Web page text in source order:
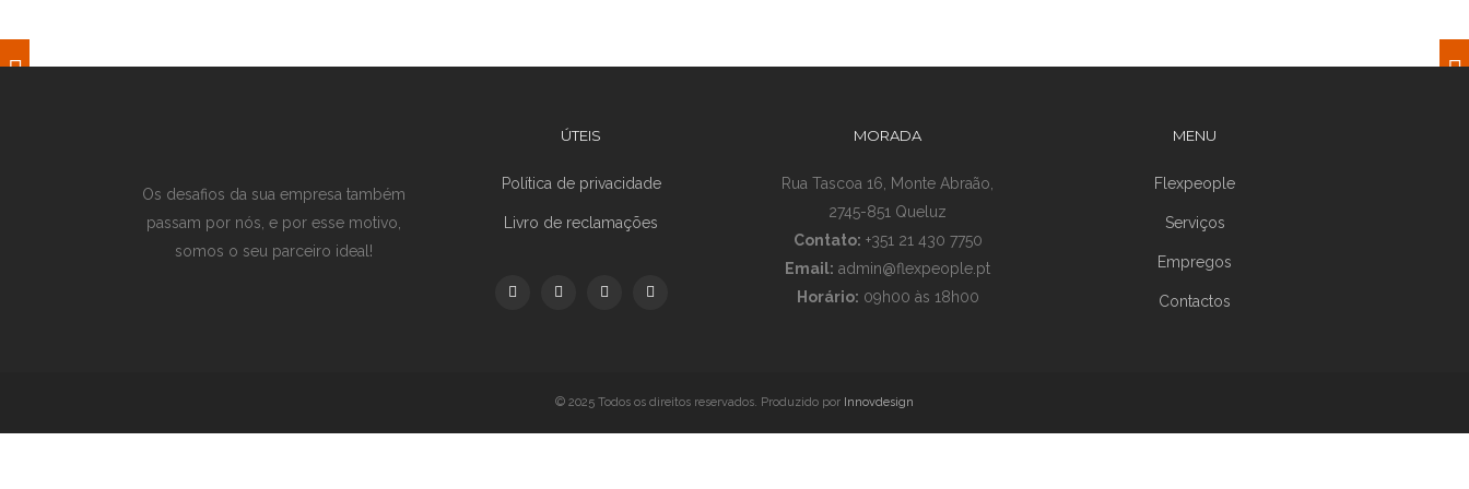
Os desafios da sua empresa também
passam por nós, e por esse motivo,
somos o seu parceiro ideal!
ÚTEIS
Política de privacidade
Livro de reclamações
MORADA
Rua Tascoa 16, Monte Abraão,
2745-851 Queluz
Contato: +351 21 430 7750
Email: admin@flexpeople.pt
Horário: 09h00 às 18h00
MENU
Flexpeople
Serviços
Empregos
Contactos
© 2025 Todos os direitos reservados. Produzido por Innovdesign